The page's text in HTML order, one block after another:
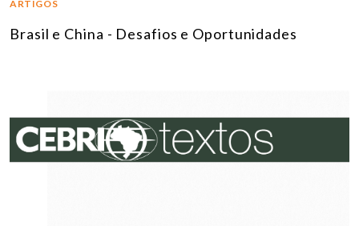
ARTIGOS
Brasil e China - Desafios e Oportunidades